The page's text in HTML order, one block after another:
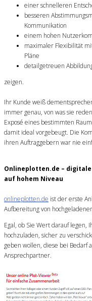
einer schnelleren
besseren
Kommunikation
einem hohen
maximaler Flexibilität
Pläne
detailgetreuen
zeigen.
Ihr Kunde weiß
immer genau, von was sie
Exposé eines bestimmten
damit ideal vorgebeugt. Die
ihren Auftraggebern war nie
Onlineplotten.de –
auf hohem Niveau
onlineplotten.de ist der erste
Aufbereitung von
Egal, ob Sie Wert darauf
hochzuladen, sicher zu
geben wollen, diese bei Bedarf
Ansprechpartner.